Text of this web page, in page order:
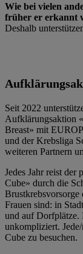
Wie bei vielen
früher er erkannt
Deshalb
Seit 2022
Aufklärungsaktion
Breast» mit
und der Krebsliga
weiteren Partnern
Jedes Jahr reist der
Cube» durch die
Frauen sind: in
und auf Dorfplätze.
unkompliziert.
Cube zu besuchen.